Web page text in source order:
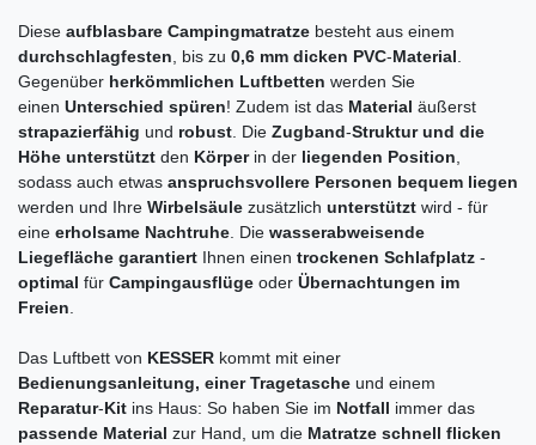
Diese aufblasbare Campingmatratze besteht aus einem
durchschlagfesten, bis zu 0,6 mm dicken PVC-Material.
Gegenüber herkömmlichen Luftbetten werden Sie
einen Unterschied spüren! Zudem ist das Material äußerst
strapazierfähig und robust. Die Zugband-Struktur und die
Höhe unterstützt den Körperin der liegenden Position,
sodass auch etwas anspruchsvollere Personen bequem liegen
werden und Ihre Wirbelsäule zusätzlich unterstützt wird - für
eine erholsame Nachtruhe. Die wasserabweisende
Liegefläche garantiert Ihnen einen trockenen Schlafplatz -
optimal für Campingausflüge oder Übernachtungen im
Freien.
Das Luftbett von KESSER kommt mit einer
Bedienungsanleitung, einer Tragetasche und einem
Reparatur-Kit ins Haus: So haben Sie im Notfall immer das
passende Material zur Hand, um die Matratze schnell flicken